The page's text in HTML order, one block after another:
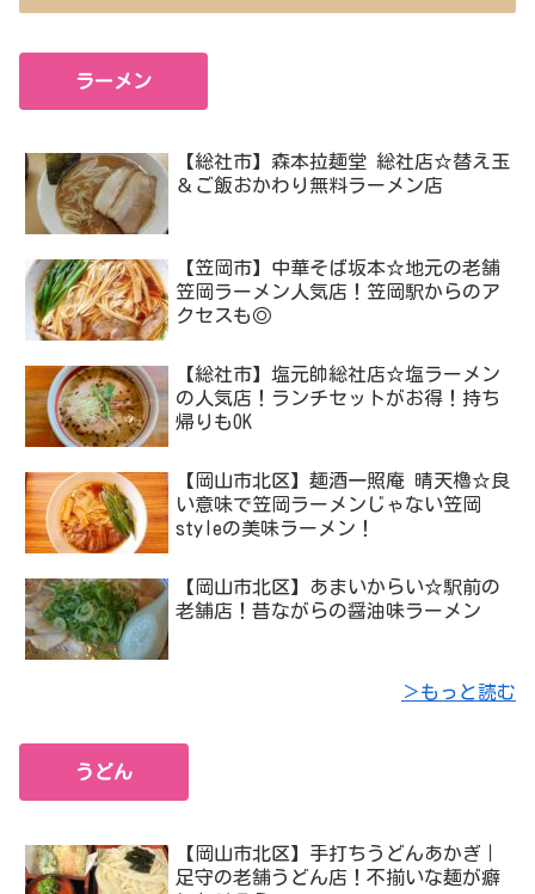
ラーメン
【総社市】森本拉麺堂 総社店☆替え玉
＆ご飯おかわり無料ラーメン店
【笠岡市】中華そば坂本☆地元の老舗
笠岡ラーメン人気店！笠岡駅からのア
クセスも◎
【総社市】塩元帥総社店☆塩ラーメン
の人気店！ランチセットがお得！持ち
帰りもOK
【岡山市北区】麺酒一照庵 晴天櫓☆良
い意味で笠岡ラーメンじゃない笠岡
styleの美味ラーメン！
【岡山市北区】あまいからい☆駅前の
老舗店！昔ながらの醤油味ラーメン
＞もっと読む
うどん
【岡山市北区】手打ちうどんあかぎ｜
足守の老舗うどん店！不揃いな麺が癖